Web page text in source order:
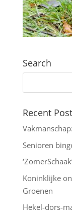
Search
Recent
Senioren
Koninklijke
Groenen
Hekel-dors-